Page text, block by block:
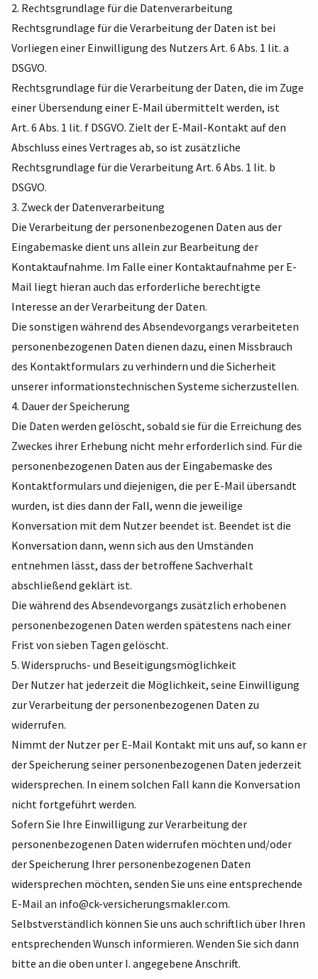
2. Rechtsgrundlage für die Datenverarbeitung
Rechtsgrundlage für die Verarbeitung der Daten ist bei
Vorliegen einer Einwilligung des Nutzers Art. 6 Abs. 1 lit. a
DSGVO.
Rechtsgrundlage für die Verarbeitung der Daten, die im Zuge
einer Übersendung einer E-Mail übermittelt werden, ist
Art. 6 Abs. 1 lit. f DSGVO. Zielt der E-Mail-Kontakt auf den
Abschluss eines Vertrages ab, so ist zusätzliche
Rechtsgrundlage für die Verarbeitung Art. 6 Abs. 1 lit. b
DSGVO.
3. Zweck der Datenverarbeitung
Die Verarbeitung der personenbezogenen Daten aus der
Eingabemaske dient uns allein zur Bearbeitung der
Kontaktaufnahme. Im Falle einer Kontaktaufnahme per E-
Mail liegt hieran auch das erforderliche berechtigte
Interesse an der Verarbeitung der Daten.
Die sonstigen während des Absendevorgangs verarbeiteten
personenbezogenen Daten dienen dazu, einen Missbrauch
des Kontaktformulars zu verhindern und die Sicherheit
unserer informationstechnischen Systeme sicherzustellen.
4. Dauer der Speicherung
Die Daten werden gelöscht, sobald sie für die Erreichung des
Zweckes ihrer Erhebung nicht mehr erforderlich sind. Für die
personenbezogenen Daten aus der Eingabemaske des
Kontaktformulars und diejenigen, die per E-Mail übersandt
wurden, ist dies dann der Fall, wenn die jeweilige
Konversation mit dem Nutzer beendet ist. Beendet ist die
Konversation dann, wenn sich aus den Umständen
entnehmen lässt, dass der betroffene Sachverhalt
abschließend geklärt ist.
Die während des Absendevorgangs zusätzlich erhobenen
personenbezogenen Daten werden spätestens nach einer
Frist von sieben Tagen gelöscht.
5. Widerspruchs- und Beseitigungsmöglichkeit
Der Nutzer hat jederzeit die Möglichkeit, seine Einwilligung
zur Verarbeitung der personenbezogenen Daten zu
widerrufen.
Nimmt der Nutzer per E-Mail Kontakt mit uns auf, so kann er
der Speicherung seiner personenbezogenen Daten jederzeit
widersprechen. In einem solchen Fall kann die Konversation
nicht fortgeführt werden.
Sofern Sie Ihre Einwilligung zur Verarbeitung der
personenbezogenen Daten widerrufen möchten und/oder
der Speicherung Ihrer personenbezogenen Daten
widersprechen möchten, senden Sie uns eine entsprechende
E-Mail an info@ck-versicherungsmakler.com.
Selbstverständlich können Sie uns auch schriftlich über Ihren
entsprechenden Wunsch informieren. Wenden Sie sich dann
bitte an die oben unter I. angegebene Anschrift.